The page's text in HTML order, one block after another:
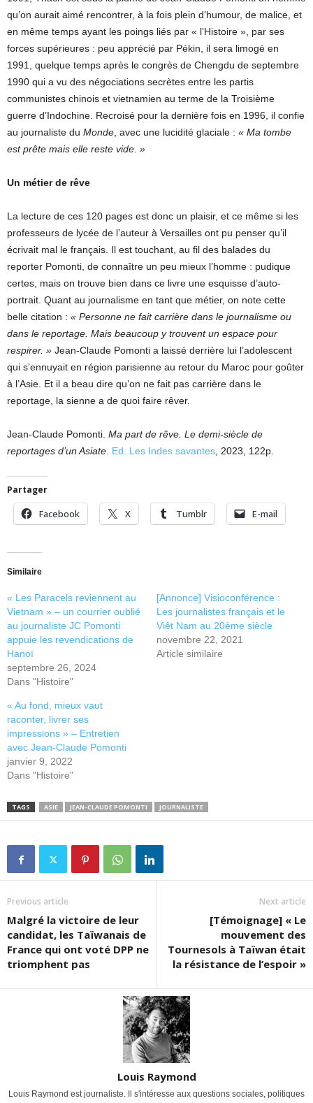
qu’on aurait aimé rencontrer, à la fois plein d’humour, de malice, et
en même temps ayant les poings liés par « l’Histoire », par ses
forces supérieures : peu apprécié par Pékin, il sera limogé en
1991, quelque temps après le congrès de Chengdu de septembre
1990 qui a vu des négociations secrètes entre les partis
communistes chinois et vietnamien au terme de la Troisième
guerre d’Indochine. Recroisé pour la dernière fois en 1996, il confie
au journaliste du Monde, avec une lucidité glaciale : « Ma tombe
est prête mais elle reste vide. »
Un métier de rêve
La lecture de ces 120 pages est donc un plaisir, et ce même si les
professeurs de lycée de l’auteur à Versailles ont pu penser qu’il
écrivait mal le français. Il est touchant, au fil des balades du
reporter Pomonti, de connaître un peu mieux l’homme : pudique
certes, mais on trouve bien dans ce livre une esquisse d’auto-
portrait. Quant au journalisme en tant que métier, on note cette
belle citation : « Personne ne fait carrière dans le journalisme ou
dans le reportage. Mais beaucoup y trouvent un espace pour
respirer. » Jean-Claude Pomonti a laissé derrière lui l’adolescent
qui s’ennuyait en région parisienne au retour du Maroc pour goûter
à l’Asie. Et il a beau dire qu’on ne fait pas carrière dans le
reportage, la sienne a de quoi faire rêver.
Jean-Claude Pomonti. Ma part de rêve. Le demi-siècle de
reportages d’un Asiate. Ed. Les Indes savantes, 2023, 122p.
Partager
Facebook X Tumblr E-mail
Similaire
« Les Paracels reviennent au
Vietnam » – un courrier oublié
au journaliste JC Pomonti
appuie les revendications de
Hanoï
septembre 26, 2024
Dans "Histoire"
[Annonce] Visioconférence :
Les journalistes français et le
Viêt Nam au 20ème siècle
novembre 22, 2021
Article similaire
« Au fond, mieux vaut
raconter, livrer ses
impressions » – Entretien
avec Jean-Claude Pomonti
janvier 9, 2022
Dans "Histoire"
TAGS ASIE JEAN-CLAUDE POMONTI JOURNALISTE
Previous article
Malgré la victoire de leur
candidat, les Taïwanais de
France qui ont voté DPP ne
triomphent pas
Next article
[Témoignage] « Le
mouvement des
Tournesols à Taïwan était
la résistance de l’espoir »
Louis Raymond
Louis Raymond est journaliste. Il s'intéresse aux questions sociales, politiques